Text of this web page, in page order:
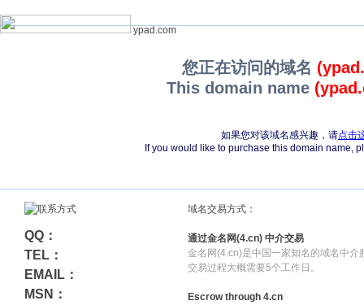
ypad.com
您正在访问的域名
This domain name
如果您对该域名感兴趣，请点击
If you would like to purchase this domain name,
QQ：
TEL：
EMAIL：
MSN：
域名交易方式：
通过金名网(4.cn) 中介交易
金名网(4.cn)是中国一家知名的域名中介
交易过程大概需要5个工作日。
Escrow through 4.cn